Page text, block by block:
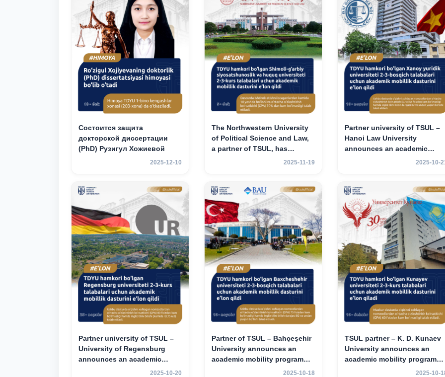
Состоится защита
докторской диссертации
(PhD) Рузигул Xoжиевой
2025-12-10
The Northwestern University
of Political Science and Law,
a partner of TSUL, has
announced an academic2025-11-19
Partner university of TSUL –
Hanoi Law University
announces an academic
mobility program for 2nd–3rd
2025-10-
Partner university of TSUL –
University of Regensburg
announces an academic
mobility program for 2nd–3rd
2025-10-20
Partner of TSUL – Bahçeşehir
University announces an
academic mobility program
2025-10-18
TSUL partner – K. D. Kunaev
University announces an
academic mobility program
for 2nd–3rd year students
2025-10-